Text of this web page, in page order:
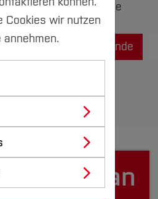
für Studierende
für Studierende
Cookies wir nutzen